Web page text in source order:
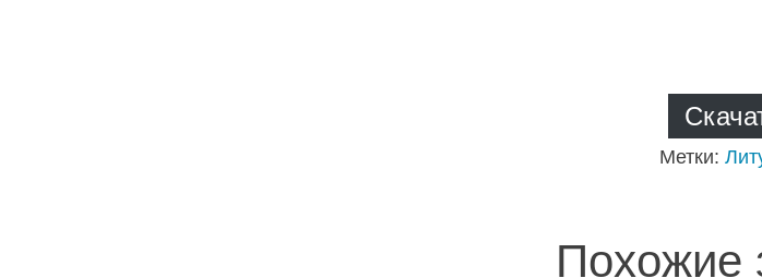
Метки:
Похожие